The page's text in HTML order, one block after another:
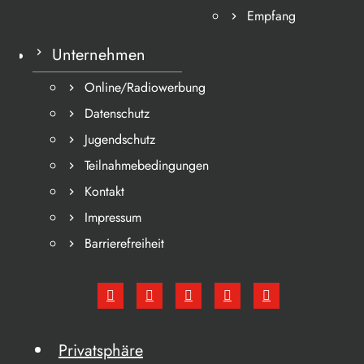
Empfang
Unternehmen
Online/Radiowerbung
Datenschutz
Jugendschutz
Teilnahmebedingungen
Kontakt
Impressum
Barrierefreiheit
Privatsphäre